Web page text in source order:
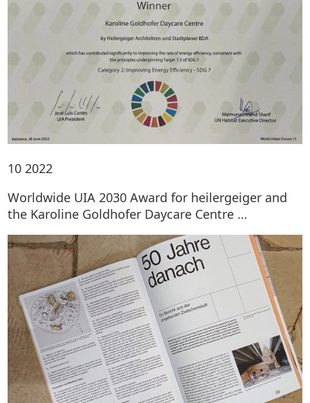
10 2022
Worldwide UIA 2030 Award for heilergeiger and
the Karoline Goldhofer Daycare Centre …